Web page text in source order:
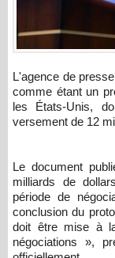
L'agence de presse Mehr a rapporté ce lundi un texte, présenté
comme étant un
les États-Unis,
versement de 12
Le document
milliards de
période de
conclusion du
doit être mise à
négociations »,